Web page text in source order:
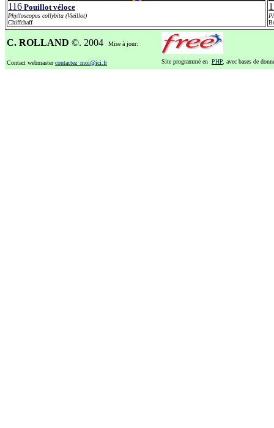
116 Pouillot véloce
Phylloscopus collybita (Vieillot)
Chiffchaff
C. ROLLAND ©. 2004 Mise à jour:
Contact webmastercontactez_moi@ici.fr Site programmé en PHP , avec bases de